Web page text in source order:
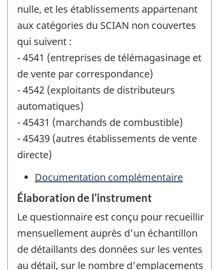
nulle, et les établissements appartenant
aux catégories du SCIAN non couvertes
qui suivent :
- 4541 (entreprises de télémagasinage et
de vente par correspondance)
- 4542 (exploitants de distributeurs
automatiques)
- 45431 (marchands de combustible)
- 45439 (autres établissements de vente
directe)
Documentation complémentaire
Élaboration de l'instrument
Le questionnaire est conçu pour recueillir
mensuellement auprès d'un échantillon
de détaillants des données sur les ventes
au détail, sur le nombre d'emplacements